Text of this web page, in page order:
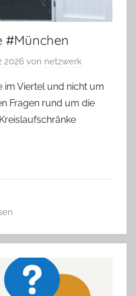
#München
2026 von netzwerk
im Viertel und nicht um
Fragen rund um die